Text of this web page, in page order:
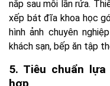
nắp sau mỗi lần rửa.
xếp bát đĩa khoa học
hình ảnh chuyên
khách sạn, bếp ăn tập
5. Tiêu chuẩn